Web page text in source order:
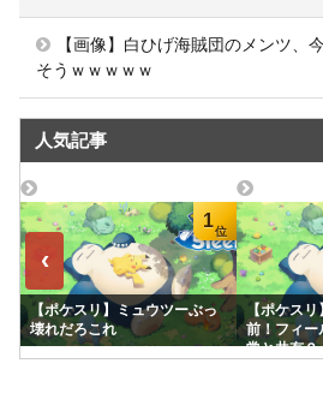
【画像】白ひげ海賊団のメンツ、
そうｗｗｗｗｗ
人気記事
‹
1
【ポケスリ】ミュウツーぶっ
壊れだろこれ
【ポケス
前！フィー
常と共有？